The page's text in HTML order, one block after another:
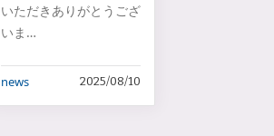
いただきありがとうござ
いま
…
news 2025/08/10